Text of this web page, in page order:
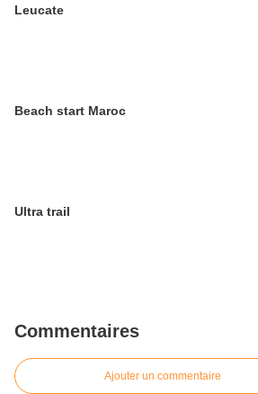
Leucate
Beach start Maroc
Ultra trail
Commentaires
Ajouter un commentaire